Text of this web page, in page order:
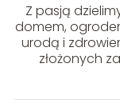
Z pasją
domem,
urodą i
złożonych